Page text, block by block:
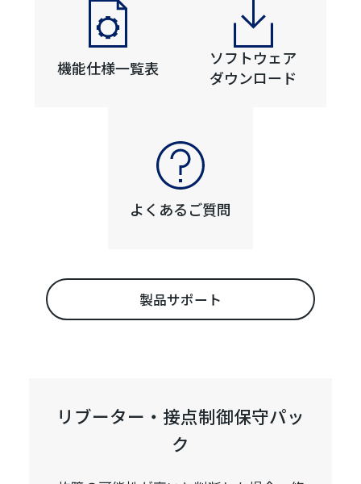
機能仕様一覧表
ソフトウェア
ダウンロード
よくあるご質問
製品サポート
リブーター・接点制御保守パッ
ク